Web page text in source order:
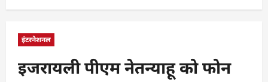
इंटरनेशनल
इजरायली पीएम नेतन्याहू को फोन